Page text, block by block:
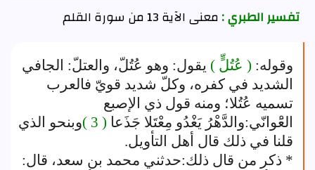
تفسير الطبري :معنى الآية 13 من سورة القلم
وقوله: ( عُتُلٍّ ) يقول: وهو عُتُلّ، والعتلّ: الجافي
الشديد في كفره، وكلّ شديد قويّ فالعرب
تسميه عُتُلا؛ ومنه قول ذي الإصبع
العَْوانّي:والدَّهْرُ يَغْدُو مِعْتَلا جَذَعا ( 3 )
وبنحو الذي
قلنا في ذلك قال أهل التأويل.
* ذكر من قال ذلك:حدثني محمد بن سعد، قال: